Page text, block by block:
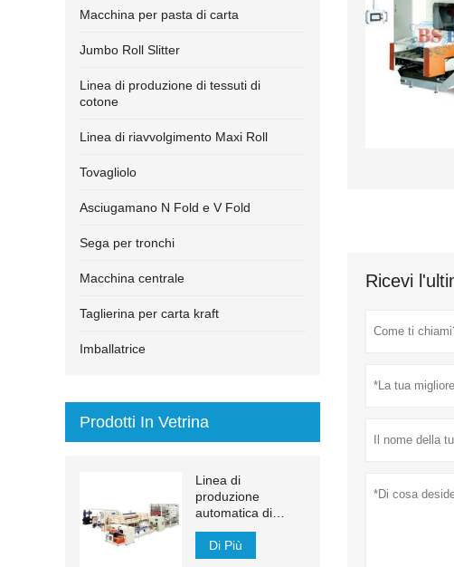
Ricevi
Macchina per pasta di carta
Jumbo Roll Slitter
Linea di produzione di tessuti di
cotone
Linea di riavvolgimento Maxi Roll
Tovagliolo
Asciugamano N Fold e V Fold
Sega per tronchi
Macchina centrale
Taglierina per carta kraft
Imballatrice
Prodotti In Vetrina
Linea di
produzione
automatica di
asciugamani di
carta transfer
MJN-PL
Di Più